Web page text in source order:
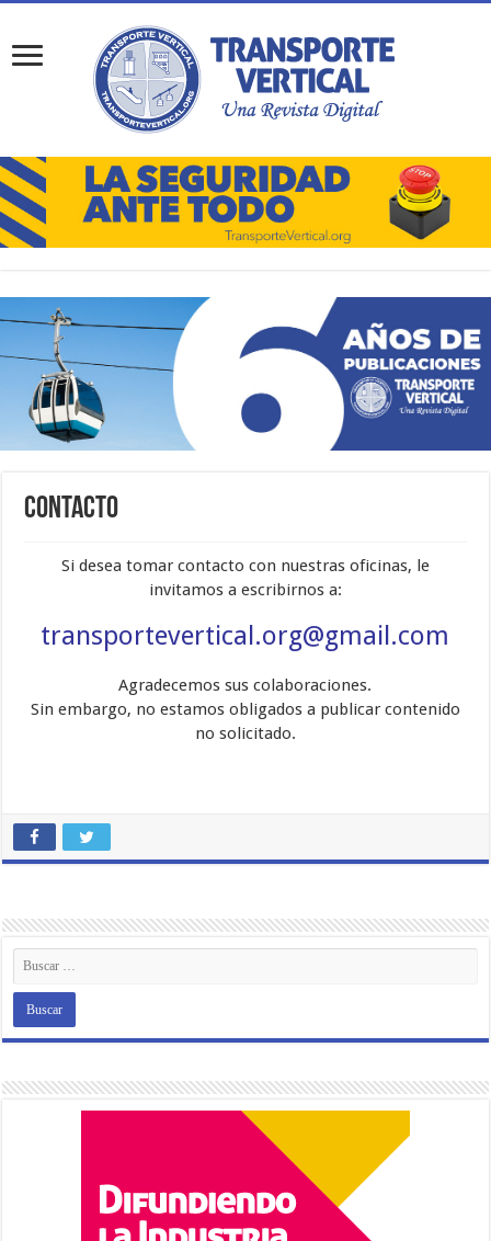
Contacto
Si desea tomar contacto con nuestras oficinas, le
invitamos a escribirnos a:
transportevertical.org@gmail.com
Agradecemos sus colaboraciones.
Sin embargo, no estamos obligados a publicar contenido
no solicitado.